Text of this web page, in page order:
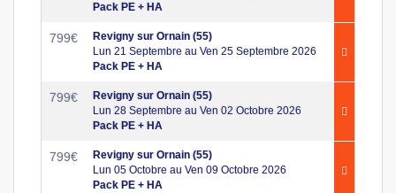
Pack PE + HA
799€
Revigny sur Ornain (55)
Lun 21 Septembre au Ven 25 Septembre 2026
Pack PE + HA
799€
Revigny sur Ornain (55)
Lun 28 Septembre au Ven 02 Octobre 2026
Pack PE + HA
799€
Revigny sur Ornain (55)
Lun 05 Octobre au Ven 09 Octobre 2026
Pack PE + HA